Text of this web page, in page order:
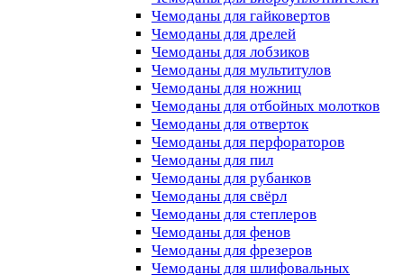
Чемоданы для гайковертов
Чемоданы для дрелей
Чемоданы для лобзиков
Чемоданы для мультитулов
Чемоданы для ножниц
Чемоданы для отбойных молотков
Чемоданы для отверток
Чемоданы для перфораторов
Чемоданы для пил
Чемоданы для рубанков
Чемоданы для свёрл
Чемоданы для степлеров
Чемоданы для фенов
Чемоданы для фрезеров
Чемоданы для шлифовальных